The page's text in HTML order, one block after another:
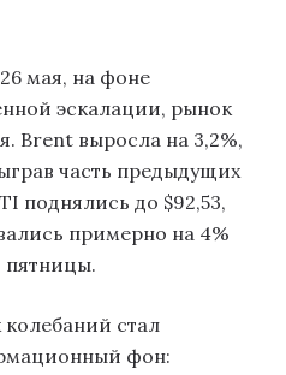
мая, на фоне
эскалации, рынок
Brent выросла на 3,2%,
часть предыдущих
поднялись до $92,53,
примерно на 4%
стал
фон: